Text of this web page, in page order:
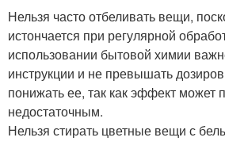
Нельзя часто отбеливать вещи,
истончается при регулярной
использовании бытовой химии
инструкции и не превышать
понижать ее, так как эффект может
недостаточным.
Нельзя стирать цветные вещи с